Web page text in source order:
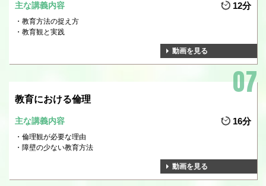
主な講義内容 12分
教育方法の捉え方
教育観と実践
動画を見る
教育における倫理
主な講義内容 16分
倫理観が必要な理由
障壁の少ない教育方法
動画を見る